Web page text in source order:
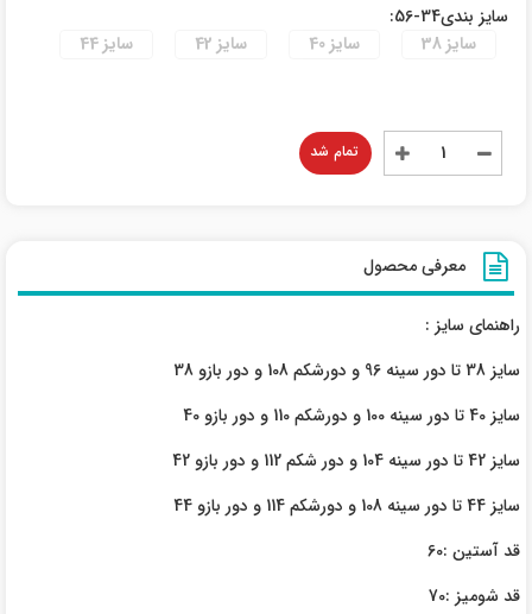
سایز بندی34-56:
سایز 38
سایز 40 سایز 42 سایز 44
تمام شد
معرفی محصول
راهنمای سایز :
سایز 38 تا دور سینه 96 و دورشکم 108 و دور بازو 38
سایز 40 تا دور سینه 100 و دورشکم 110 و دور بازو 40
سایز 42 تا دور سینه 104 و دور شکم 112 و دور بازو 42
سایز 44 تا دور سینه 108 و دورشکم 114 و دور بازو 44
قد آستین :60
قد شومیز :70